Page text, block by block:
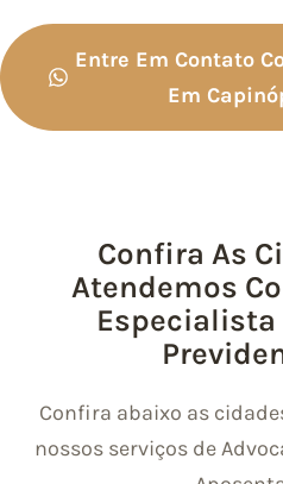
Entre Em Contato
Em
Confira As
Atendemos
Confira abaixo as
nossos serviços de